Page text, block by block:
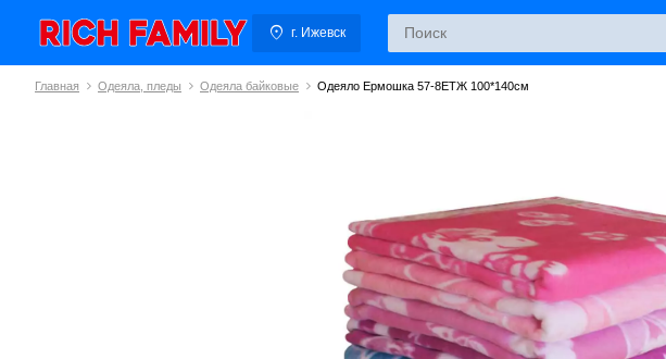
г. Ижевск
Главная Одеяла, пледы Одеяла байковые Одеяло Ермошка 57-8ЕТЖ 100*140см